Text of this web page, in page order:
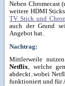
Neben Chromecast
weitere HDMI
TV Stick und
auch der Grund
Angebot hat.
Nachtrag:
Mittlerweile
Netflix, welche
abdeckt..wobei
funktioniert und für